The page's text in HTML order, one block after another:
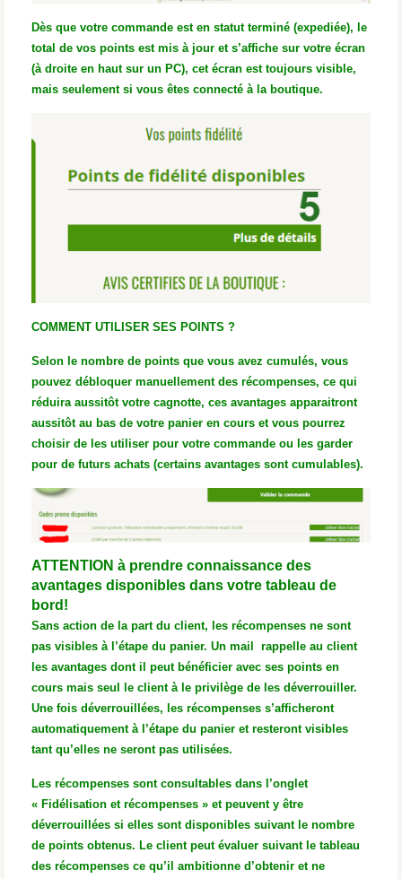
Dès que votre commande est en statut terminé (expediée), le
total de vos points est mis à jour et s’affiche sur votre écran
(à droite en haut sur un PC), cet écran est toujours visible,
mais seulement si vous êtes connecté à la boutique.
COMMENT UTILISER SES POINTS ?
Selon le nombre de points que vous avez cumulés, vous
pouvez débloquer manuellement des récompenses, ce qui
réduira aussitôt votre cagnotte, ces avantages apparaitront
aussitôt au bas de votre panier en cours et vous pourrez
choisir de les utiliser pour votre commande ou les garder
pour de futurs achats (certains avantages sont cumulables).
ATTENTION à prendre connaissance des
avantages disponibles dans votre tableau de
bord!
Sans action de la part du client, les récompenses ne sont
pas visibles à l’étape du panier. Un mail rappelle au client
les avantages dont il peut bénéficier avec ses points en
cours mais seul le client à le privilège de les déverrouiller.
Une fois déverrouillées, les récompenses s’afficheront
automatiquement à l’étape du panier et resteront visibles
tant qu’elles ne seront pas utilisées.
Les récompenses sont consultables dans l’onglet
« Fidélisation et récompenses » et peuvent y être
déverrouillées si elles sont disponibles suivant le nombre
de points obtenus. Le client peut évaluer suivant le tableau
des récompenses ce qu’il ambitionne d’obtenir et ne